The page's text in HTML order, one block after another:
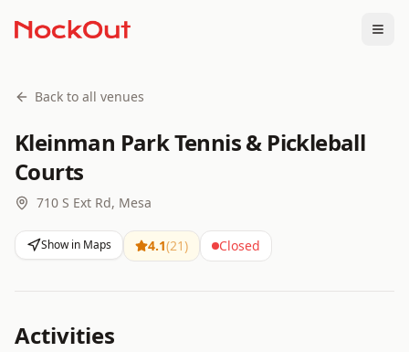
Back to all venues
Kleinman Park Tennis & Pickleball
Courts
710 S Ext Rd, Mesa
Show in Maps 4.1(21) Closed
Activities